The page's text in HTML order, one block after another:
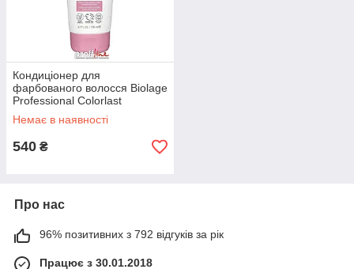
Кондиціонер для
фарбованого волосся Biolage
Professional Colorlast
Conditioner, 200 мл
Немає в наявності
540 ₴
Про нас
96% позитивних з 792 відгуків за рік
Працює з 30.01.2018